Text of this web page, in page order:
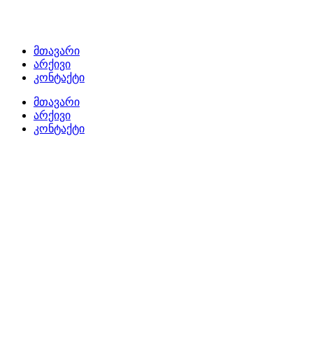
მთავარი
არქივი
კონტაქტი
მთავარი
არქივი
კონტაქტი